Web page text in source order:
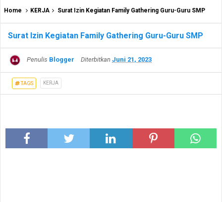
Home KERJA Surat Izin Kegiatan Family Gathering Guru-Guru SMP
Surat Izin Kegiatan Family Gathering Guru-Guru SMP
Penulis Blogger Diterbitkan Juni 21, 2023
TAGS KERJA